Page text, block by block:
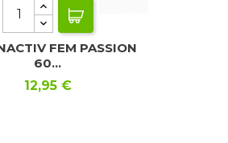
FEM PASSION
60...
Precio
12,95 €